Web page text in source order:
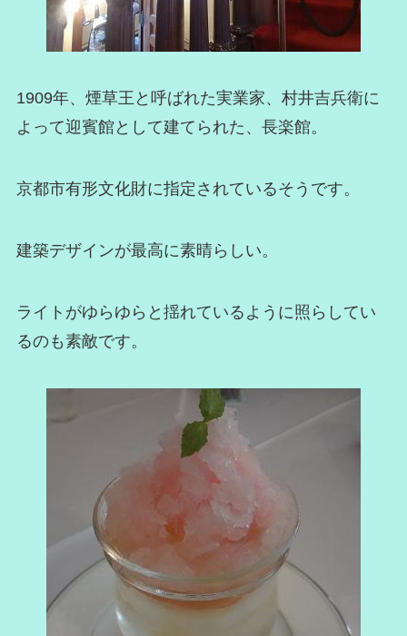
1909年、煙草王と呼ばれた実業家、村井吉兵衛に
よって迎賓館として建てられた、長楽館。
京都市有形文化財に指定されているそうです。
建築デザインが最高に素晴らしい。
ライトがゆらゆらと揺れているように照らしてい
るのも素敵です。